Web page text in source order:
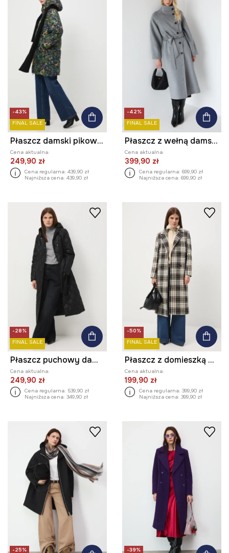
-43%
FINAL SALE
Płaszcz damski pikowany
Cena aktualna:
249,90 zł
Cena regularna: 439,90 zł
Najniższa cena: 439,90 zł
-42%
FINAL SALE
Płaszcz z wełną damski gładki
Cena aktualna:
399,90 zł
Cena regularna: 699,90 zł
Najniższa cena: 699,90 zł
-28%
FINAL SALE
Płaszcz puchowy damski z paskiem
Cena aktualna:
249,90 zł
Cena regularna: 539,90 zł
Najniższa cena: 349,90 zł
-50%
FINAL SALE
Płaszcz z domieszką wełny damski dwurzędowy w kratę
Cena aktualna:
199,90 zł
Cena regularna: 399,90 zł
Najniższa cena: 399,90 zł
-25% -39%